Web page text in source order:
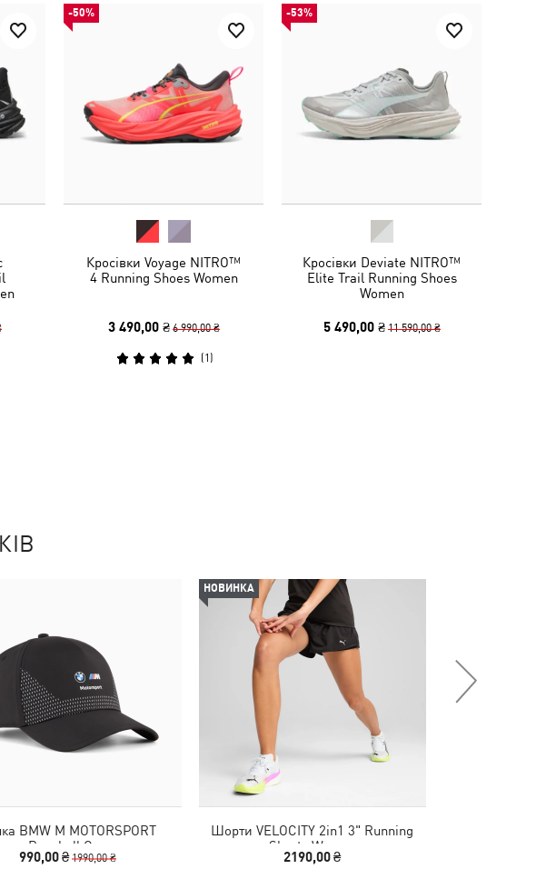
-50%
Кросівки Voyage NITRO™
4 Running Shoes Women
3 490,00 ₴ 6 990,00 ₴
(1 )
-53%
Кросівки Deviate NITRO™
Elite Trail Running Shoes
Women
5 490,00 ₴ 11 590,00 ₴
BMW M MOTORSPORT
Baseball Cap
990,00 ₴1990,00 ₴
НОВИНКА
Шорти VELOCITY 2in1 3" Running
Shorts Women
2190,00 ₴